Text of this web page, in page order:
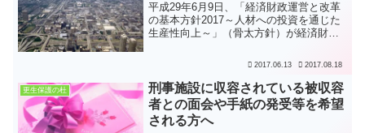
平成29年6月9日、「経済財政運営と改革
の基本方針2017～人材への投資を通じた
生産性向上～」（骨太方針）が経済財政
ました。このうち更生保護に関係する記
大と中長期の発...
2017.06.13 2017.08.18
更生保護の杜
刑事施設に収容されている被収容
者との面会や手紙の発受等を希望
される方へ